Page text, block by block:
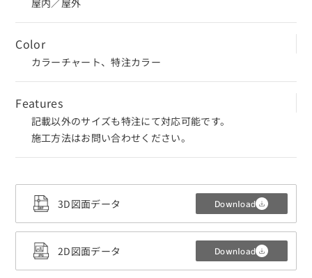
屋内／屋外
Color
カラーチャート、特注カラー
Features
記載以外のサイズも特注にて対応可能です。
施工方法はお問い合わせください。
3D図面データ Download
2D図面データ Download
3Dデータ（CADデータ）利用規約・注意
CLOSE